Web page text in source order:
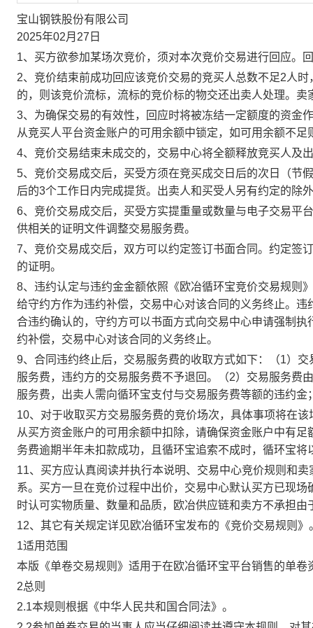
宝山钢铁股份有限公司
2025年02月27日
1、买方欲参加某场次竞价，须对本次竞价交易进行回应。
2、竞价结束前成功回应该竞价交易的竞买人总数不足2人
的，则该竞价流标，流标的竞价标的物交还出卖人处理。
3、为确保交易的有效性，回应时将被冻结一定额度的资金
从竞买人平台资金账户的可用余额中锁定，如可用余额不足
4、竞价交易结束未成交的，交易中心将全额释放竞买人及
5、竞价交易成交后，买受方须在竞买成交日后的次日（节
后的3个工作日内完成提货。出卖人和买受人另有约定的除
6、竞价交易成交后，买受方实提重量或数量与电子交易平
供相关的证明文件调整交易服务费。
7、竞价交易成交后，双方可以约定签订书面合同。约定签
的证明。
8、违约认定与违约金金额依照《欧冶循环宝竞价交易规则
给守约方作为违约补偿，交易中心对该合同的义务终止。
合违约确认的，守约方可以书面方式向交易中心申请强制
约补偿，交易中心对该合同的义务终止。
9、合同违约终止后，交易服务费的收取方式如下：（1）
服务费，违约方的交易服务费不予退回。（2）交易服务费
服务费，出卖人需向循环宝支付与交易服务费等额的违约
10、对于收取买方交易服务费的竞价场次，具体事项将在
从买方资金账户的可用余额中扣除，请确保资金账户中有
务费逾期半年未扣款成功，且循环宝追索不成时，循环宝将
11、买方应认真阅读并执行本说明、交易中心竞价规则和
系。买方一旦在竞价过程中出价，交易中心默认买方已现
时认可实物质量、数量和品质，欧冶供应链和卖方不承担由
12、其它有关规定详见欧冶循环宝发布的《竞价交易规则》
1适用范围
本版《单卷交易规则》适用于在欧冶循环宝平台销售的单卷
2总则
2.1本规则根据《中华人民共和国合同法》。